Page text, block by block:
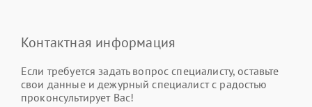
Контактная информация
Если требуется задать вопрос специалисту, оставьте
свои данные и дежурный специалист с радостью
проконсультирует Вас!